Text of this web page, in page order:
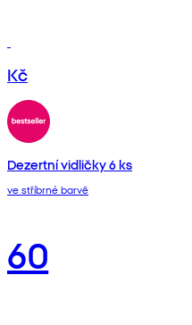
Kč
Dezertní vidličky 6 ks
ve stříbrné barvě
60